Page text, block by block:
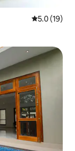
คะแนนเฉลี่ย
5.0 (19)